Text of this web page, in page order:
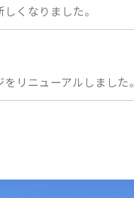
くなりました。
リニューアルしました。